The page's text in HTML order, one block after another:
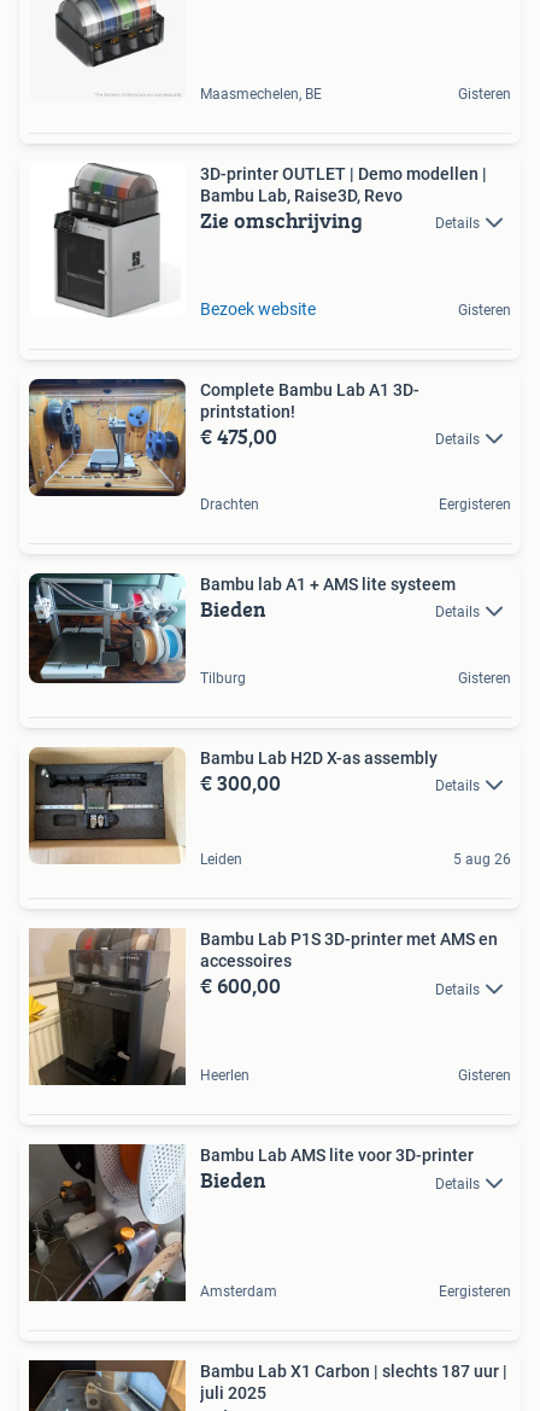
Maasmechelen, BE Gisteren
3D-printer OUTLET | Demo modellen |
Bambu Lab, Raise3D, Revo
Zie omschrijving Details
Bezoek website Gisteren
Complete Bambu Lab A1 3D-
printstation!
€ 475,00 Details
Drachten Eergisteren
Bambu lab A1 + AMS lite systeem
Bieden Details
Tilburg Gisteren
Bambu Lab H2D X-as assembly
€ 300,00 Details
Leiden 5 aug 26
Bambu Lab P1S 3D-printer met AMS en
accessoires
€ 600,00 Details
Heerlen Gisteren
Bambu Lab AMS lite voor 3D-printer
Bieden Details
Amsterdam Eergisteren
Bambu Lab X1 Carbon | slechts 187 uur |
juli 2025